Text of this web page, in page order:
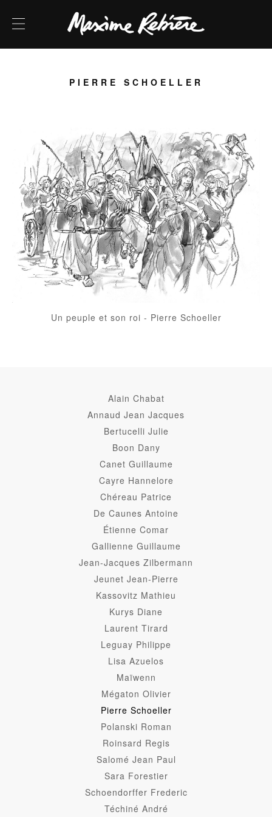
PIERRE SCHOELLER
Un peuple et son roi - Pierre Schoeller
Alain Chabat
Annaud Jean Jacques
Bertucelli Julie
Boon Dany
Canet Guillaume
Cayre Hannelore
Chéreau Patrice
De Caunes Antoine
Étienne Comar
Gallienne Guillaume
Jean-Jacques Zilbermann
Jeunet Jean-Pierre
Kassovitz Mathieu
Kurys Diane
Laurent Tirard
Leguay Philippe
Lisa Azuelos
Maïwenn
Mégaton Olivier
Pierre Schoeller
Polanski Roman
Roinsard Regis
Salomé Jean Paul
Sara Forestier
Schoendorffer Frederic
Téchiné André